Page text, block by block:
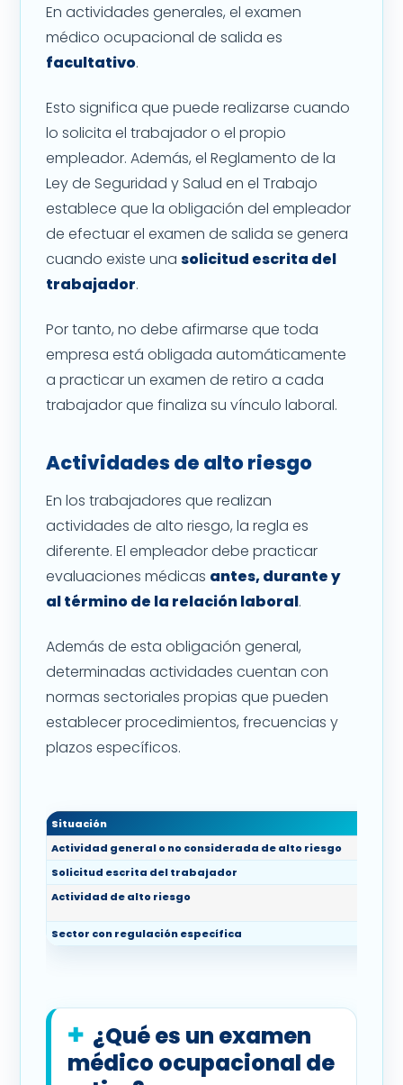
En actividades generales, el examen
médico ocupacional de salida es
facultativo.
Esto significa que puede realizarse cuando
lo solicita el trabajador o el propio
empleador. Además, el Reglamento de la
Ley de Seguridad y Salud en el Trabajo
establece que la obligación del empleador
de efectuar el examen de salida se genera
cuando existe una solicitud escrita del
trabajador.
Por tanto, no debe afirmarse que toda
empresa está obligada automáticamente
a practicar un examen de retiro a cada
trabajador que finaliza su vínculo laboral.
Actividades de alto riesgo
En los trabajadores que realizan
actividades de alto riesgo, la regla es
diferente. El empleador debe practicar
evaluaciones médicas antes, durante y
al término de la relación laboral.
Además de esta obligación general,
determinadas actividades cuentan con
normas sectoriales propias que pueden
establecer procedimientos, frecuencias y
plazos específicos.
Situación
Actividad general o no considerada de alto riesgo
Solicitud escrita del trabajador
Actividad de alto riesgo
Sector con regulación específica
¿Qué es un examen
médico ocupacional de